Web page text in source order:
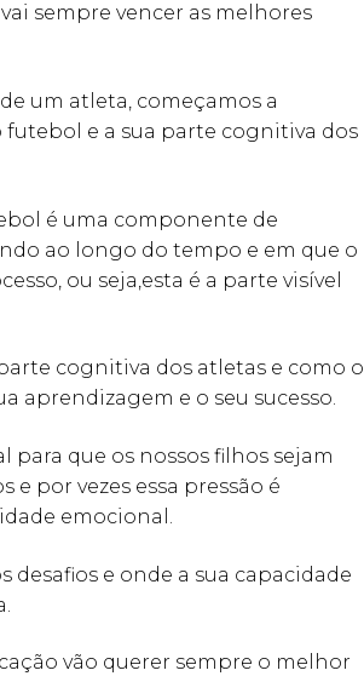
sempre vencer as melhores
um atleta, começamos a
e a sua parte cognitiva dos
é uma componente de
ao longo do tempo e em que o
ou seja,esta é a parte visível
cognitiva dos atletas e como o
aprendizagem e o seu sucesso.
para que os nossos filhos sejam
por vezes essa pressão é
emocional.
e onde a sua capacidade
vão querer sempre o melhor